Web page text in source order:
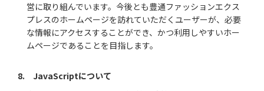
営に取り組んでいます。今後とも豊通ファッションエクス
プレスのホームページを訪れていただくユーザーが、必要
な情報にアクセスすることができ、かつ利用しやすいホー
ムページであることを目指します。
8. JavaScriptについて